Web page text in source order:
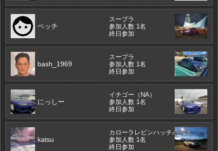
ベッチ
スープラ
参加人数 1名
終日参加
bash_1969
スープラ
参加人数 1名
終日参加
にっしー
イチゴー（NA）
参加人数 1名
終日参加
katsu
カローラレビンハッチバック
参加人数 1名
終日参加